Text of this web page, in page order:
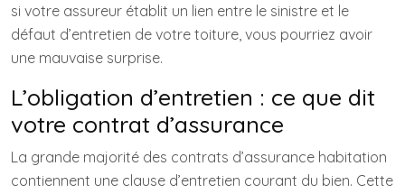
si votre assureur établit un lien entre le sinistre et le
défaut d’entretien de votre toiture, vous pourriez avoir
une mauvaise surprise.
L’obligation d’entretien : ce que dit
votre contrat d’assurance
La grande majorité des contrats d’assurance habitation
contiennent une clause d’entretien courant du bien. Cette